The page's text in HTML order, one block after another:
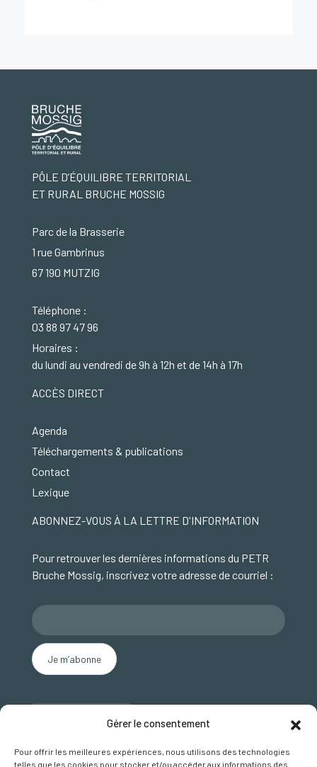
Gérer le consentement
Pour offrir les meilleures expériences, nous utilisons des technologies
telles que les cookies pour stocker et/ou accéder aux informations des
PÔLE D’ÉQUILIBRE TERRITORIAL
ET RURAL BRUCHE MOSSIG
Parc de la Brasserie
1 rue Gambrinus
67 190 MUTZIG
Téléphone :
03 88 97 47 96
Horaires :
du lundi au vendredi de 9h à 12h et de 14h à 17h
ACCÈS DIRECT
Agenda
Téléchargements & publications
Contact
Lexique
ABONNEZ-VOUS À LA LETTRE D'INFORMATION
Pour retrouver les dernières informations du PETR
Bruche Mossig, inscrivez votre adresse de courriel :
Nous contacter
SUIVEZ NOUS SUR FACEBOOK